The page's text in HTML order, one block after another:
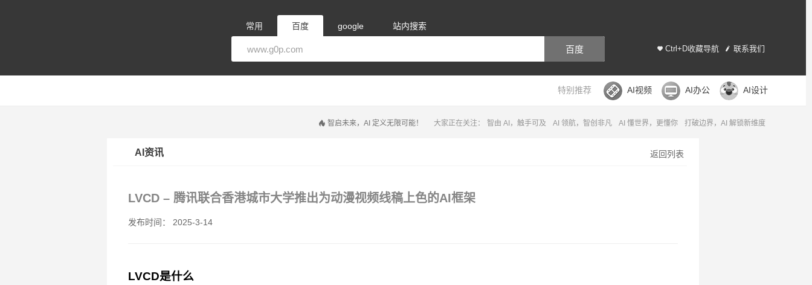
常用 百度 google 站内搜索
Ctrl+D收藏导航 联系我们
百度
特别推荐 AI视频 AI办公 AI设计
大家正在关注： 智由 AI，触手可及 AI 领航，智创非凡 AI 懂世界，更懂你 打破边界，AI 解锁新维度
智启未来，AI 定义无限可能！
返回列表
AI资讯
LVCD – 腾讯联合香港城市大学推出为动漫视频线稿上色的AI框架
发布时间： 2025-3-14
LVCD是什么